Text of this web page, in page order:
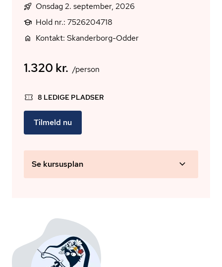
Onsdag 2. september, 2026
Hold nr.: 7526204718
Kontakt: Skanderborg-Odder
1.320 kr. /person
8 LEDIGE PLADSER
Tilmeld nu
Se kursusplan